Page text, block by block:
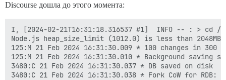
Discourse дошла до этого момента:
I, [2024-02-21T16:31:18.316537 #1]  INFO -- : > cd /
Node.js heap_size_limit (1012.0) is less than
125:M 21 Feb 2024 16:31:30.009 * 100 changes in 300
125:M 21 Feb 2024 16:31:30.010 * Background saving
3480:C 21 Feb 2024 16:31:30.037 * DB saved on disk
3480:C 21 Feb 2024 16:31:30.038 * Fork CoW for RDB: